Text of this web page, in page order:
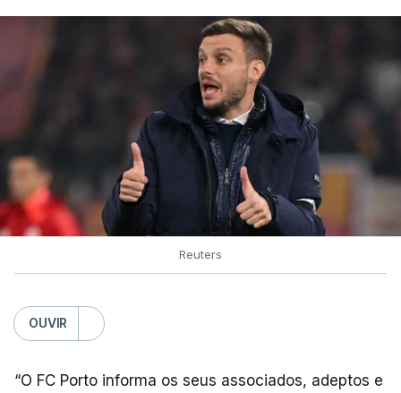
Reuters
OUVIR
“O FC Porto informa os seus associados, adeptos e